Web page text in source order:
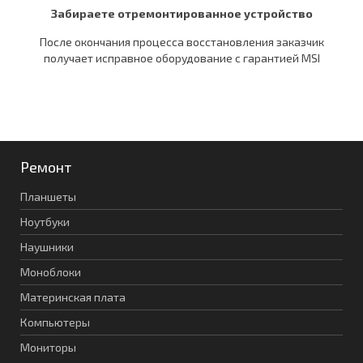
Забираете отремонтированное устройство
После окончания процесса восстановления заказчик
получает исправное оборудование c гарантией MSI
Ремонт
Планшеты
Ноутбуки
Наушники
Моноблоки
Материнская плата
Компьютеры
Мониторы